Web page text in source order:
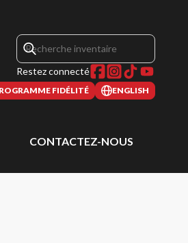
Restez connecté
FIDÉLITÉ ENGLISH
CONTACTEZ-NOUS